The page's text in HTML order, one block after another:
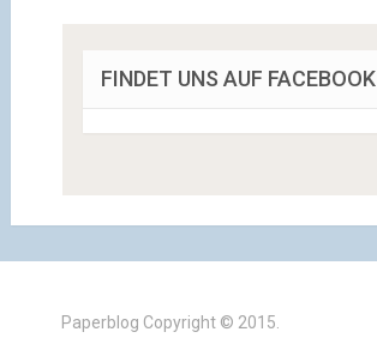
FINDET UNS AUF FACEBOOK
Paperblog Copyright © 2015.